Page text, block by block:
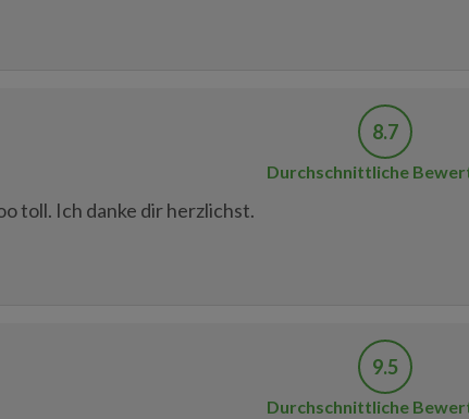
8.7
Durchschnittliche
toll. Ich danke dir herzlichst.
9.5
Durchschnittliche